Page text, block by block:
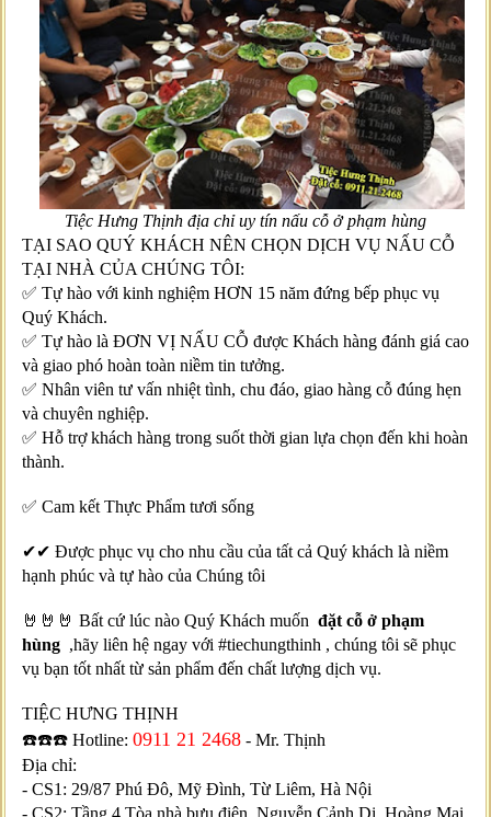
Tiệc Hưng Thịnh địa chỉ uy tín nấu cỗ ở phạm hùng
TẠI SAO QUÝ KHÁCH NÊN CHỌN DỊCH VỤ NẤU CỖ
TẠI NHÀ CỦA CHÚNG TÔI:
✅ Tự hào với kinh nghiệm HƠN 15 năm đứng bếp phục vụ
Quý Khách.
✅ Tự hào là ĐƠN VỊ NẤU CỖ được Khách hàng đánh giá cao
và giao phó hoàn toàn niềm tin tưởng.
✅ Nhân viên tư vấn nhiệt tình, chu đáo, giao hàng cỗ đúng hẹn
và chuyên nghiệp.
✅ Hỗ trợ khách hàng trong suốt thời gian lựa chọn đến khi hoàn
thành.
✅ Cam kết Thực Phẩm tươi sống
✔✔ Được phục vụ cho nhu cầu của tất cả Quý khách là niềm
hạnh phúc và tự hào của Chúng tôi
🤘🤘🤘 Bất cứ lúc nào Quý Khách muốn đặt cỗ ở phạm
hùng ,hãy liên hệ ngay với #tiechungthinh , chúng tôi sẽ phục
vụ bạn tốt nhất từ sản phẩm đến chất lượng dịch vụ.
TIỆC HƯNG THỊNH
☎️☎️☎️ Hotline: 0911 21 2468 - Mr. Thịnh
Địa chỉ:
- CS1: 29/87 Phú Đô, Mỹ Đình, Từ Liêm, Hà Nội